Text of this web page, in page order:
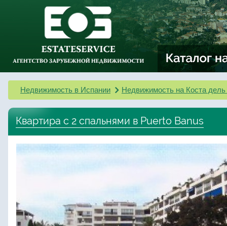
Недвижимость в Испании Недвижимость на Коста
Квартира с 2 спальнями в Puerto Banus